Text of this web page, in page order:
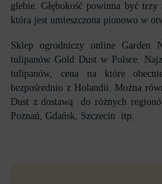
glebie. Głębokość powinna być
która jest umieszczona pionowo w
Sklep ogrodniczy online Garden
tulipanów Gold Dust w Polsce.
tulipanów, cena na które
bezpośrednio z Holandii. Można
Dust z dostawą do różnych
Poznań, Gdańsk, Szczecin itp.